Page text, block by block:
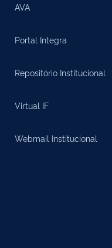
AVA
Portal Integra
Repositório Institucional
Virtual IF
Webmail Institucional